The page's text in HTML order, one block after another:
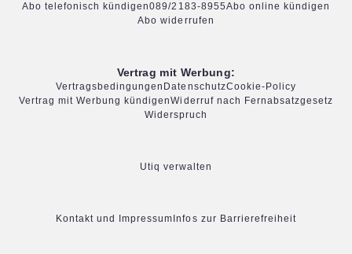
Abo telefonisch kündigen089/2183-8955Abo online kündigen
Abo widerrufen
Vertrag mit Werbung:
Vertragsbedingungen DatenschutzCookie-Policy
Vertrag mit Werbung kündigenWiderruf nach Fernabsatzgesetz
Widerspruch
Utiq verwalten
Kontakt und Impressum Infos zur Barrierefreiheit